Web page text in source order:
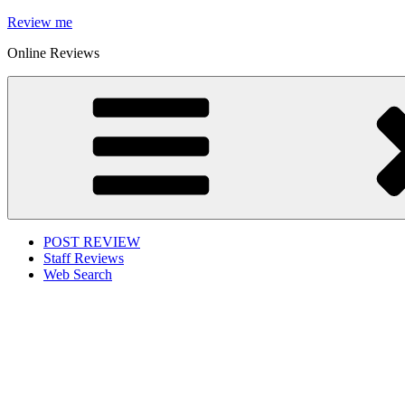
Skip
content
Review me
Online Reviews
POST REVIEW
Staff Reviews
Web Search